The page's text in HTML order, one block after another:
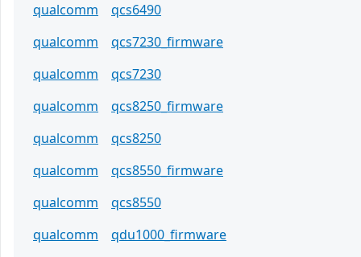
qualcomm
qcs6490
qualcomm
qcs7230_firmware
qualcomm
qcs7230
qualcomm
qcs8250_firmware
qualcomm
qcs8250
qualcomm
qcs8550_firmware
qualcomm
qcs8550
qualcomm
qdu1000_firmware